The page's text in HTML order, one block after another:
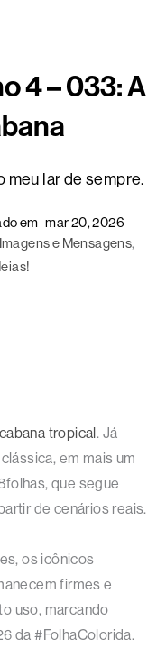
4 – 033: A
meu lar de sempre.
em mar 20, 2026
Imagens e Mensagens
cabana tropical . Já
em mais um
que segue
de cenários reais.
os icônicos
firmes e
uso, marcando
da #FolhaColorida.